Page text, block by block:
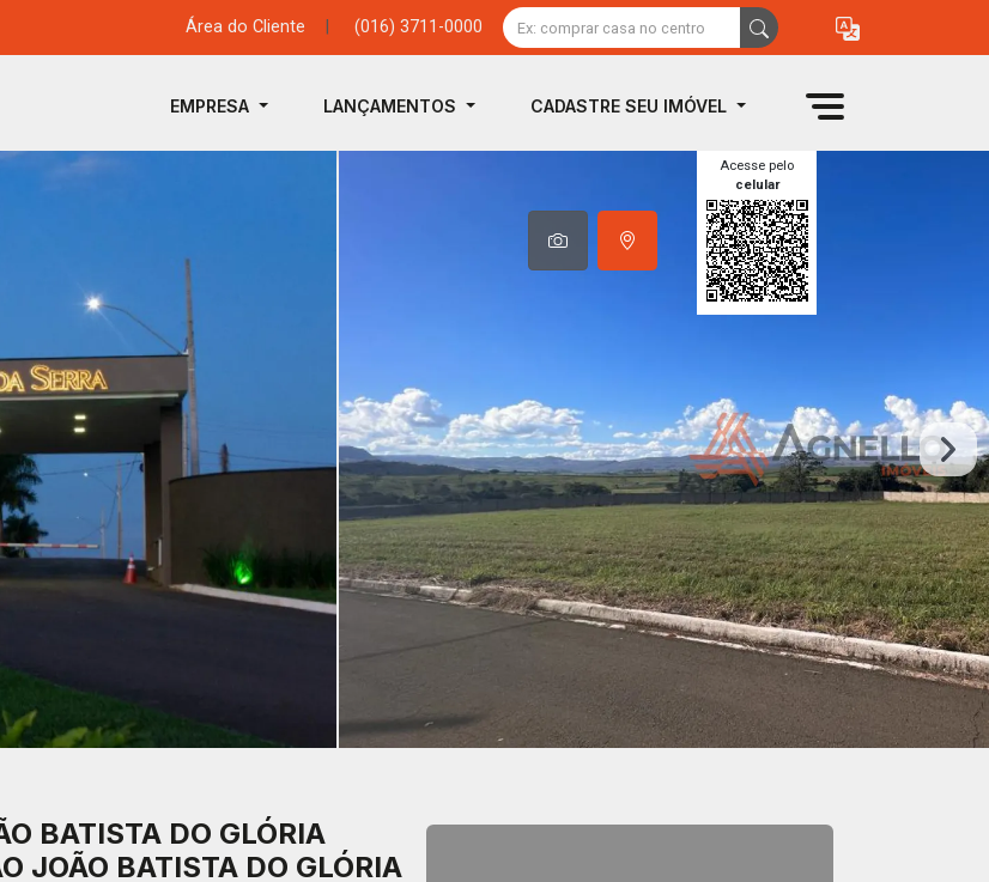
Área do Cliente (016) 3711-0000
EMPRESA LANÇAMENTOS CADASTRE SEU IMÓVEL
Acesse pelo
celular
BATISTA DO GLÓRIA
JOÃO BATISTA DO GLÓRIA